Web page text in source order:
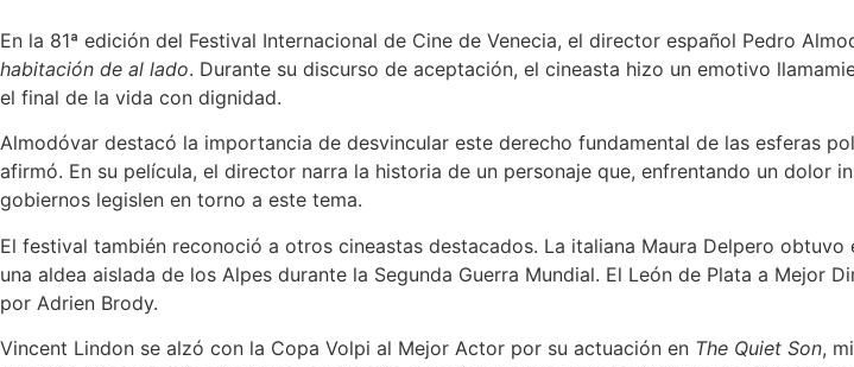
En la 81ª edición del Festival Internacional de Cine de Venecia, el director español Pedro
habitación de al lado. Durante su discurso de aceptación, el cineasta hizo un emotivo
el final de la vida con dignidad.
Almodóvar destacó la importancia de desvincular este derecho fundamental de las esferas
afirmó. En su película, el director narra la historia de un personaje que, enfrentando un
gobiernos legislen en torno a este tema.
El festival también reconoció a otros cineastas destacados. La italiana Maura Delpero
una aldea aislada de los Alpes durante la Segunda Guerra Mundial. El León de Plata a Mejor
por Adrien Brody.
Vincent Lindon se alzó con la Copa Volpi al Mejor Actor por su actuación en The Quiet Son,